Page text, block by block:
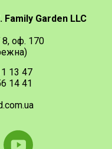
Garden LLC
8, оф. 170
13 47
14 41